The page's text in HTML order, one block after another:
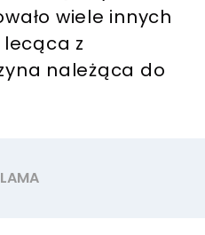
wiele innych
z
należąca do